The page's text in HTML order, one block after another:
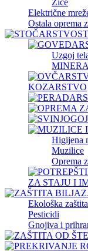
Žice
Električne
Ostala oprema
Uzgoj
KOZARSTVO
Higijena
Muzilice
Oprema
ZA STAJU I
Ekološka
Pesticidi
Gnojiva i